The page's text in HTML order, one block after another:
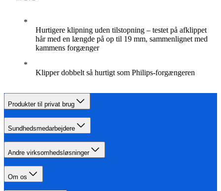
Hurtigere klipning uden tilstopning – testet på afklippet
hår med en længde på op til 19 mm, sammenlignet med
kammens forgænger
Klipper dobbelt så hurtigt som Philips-forgængeren
Produkter til privat brug
Sundhedsmedarbejdere
Andre virksomhedsløsninger
Om os